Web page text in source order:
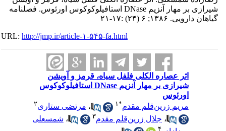
شیرازی بر مهار آنزیم DNase استافیلوکوکوس اورئوس. فصلنامه
دارویی. ۱۳۸۶; ۶ (۲۴) :۱۷-۲۱
URL:http://jmp.ir/article-۱-۵۴۵-fa.html
اثر عصاره الکلی فلفل سیاه، قرمز و آویشن
شیرازی بر مهار آنزیم DNase استافیلوکوکوس
اورئوس
مریم زرین‌قلم مقدم* ۱ ،مرتضی ستاری۲
،جلال زرین‌قلم مقدم۳ ،شمسعلی
۴